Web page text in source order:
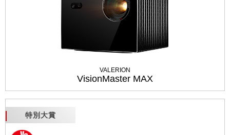
VALERION
VisionMaster MAX
特別大賞